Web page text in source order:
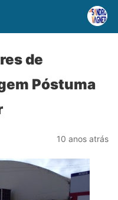
de
Póstuma
10 anos atrás